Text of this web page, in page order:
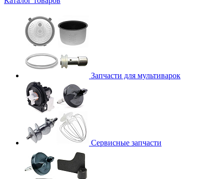
Запчасти для мультиварок
Сервисные запчасти